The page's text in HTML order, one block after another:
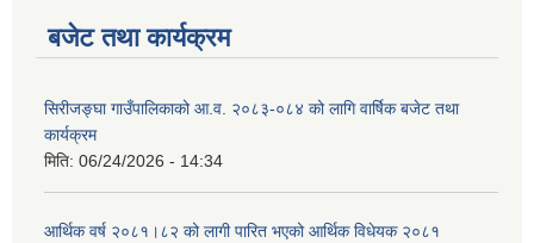
बजेट तथा कार्यक्रम
सिरीजङ्घा गाउँपालिकाको आ.व. २०८३-०८४ को लागि वार्षिक बजेट तथा
कार्यक्रम
मिति: 06/24/2026 - 14:34
आर्थिक वर्ष २०८१।८२ को लागी पारित भएको आर्थिक विधेयक २०८१